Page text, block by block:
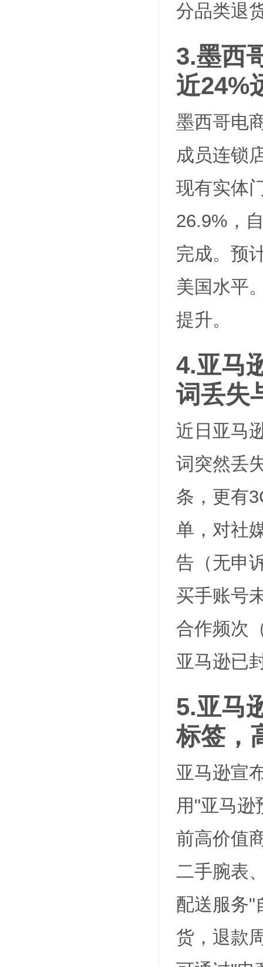
分品类退
3.墨西
近24%
墨西哥电
成员连锁
现有实体
26.9%，
完成。预
美国水平
提升。
4.亚马
词丢失
近日亚马
词突然丢
条，更有
单，对社
告（无申
买手账号
合作频次
亚马逊已
5.亚马
标签，
亚马逊宣
用"亚马逊
前高价值
二手腕表
配送服务"
货，退款